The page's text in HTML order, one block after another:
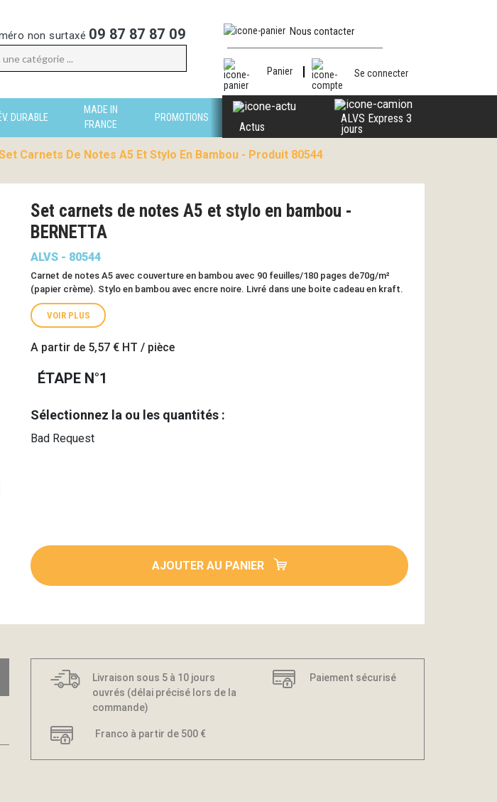
non surtaxé 09 87 87 87 09 Nous contacter
Panier Se connecter
DURABLE
MADE IN
FRANCE
PROMOTIONS
Actus
ALVS Express 3
jours
Carnets De Notes A5 Et Stylo En Bambou - Produit 80544
Set carnets de notes A5 et stylo en bambou -
BERNETTA
ALVS - 80544
Carnet de notes A5 avec couverture en bambou avec 90 feuilles/180 pages de70g/m²
(papier crème). Stylo en bambou avec encre noire. Livré dans une boite cadeau en kraft.
VOIR PLUS
A partir de 5,57 € HT / pièce
ÉTAPE N°1
Sélectionnez la ou les quantités :
Bad Request
AJOUTER AU PANIER
Livraison sous 5 à 10 jours
ouvrés (délai précisé lors de la
commande)
Paiement sécurisé
Franco à partir de 500 €